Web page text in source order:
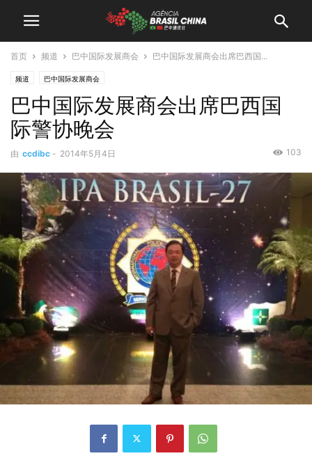
首页 频道 巴中国际发展商会 巴中国际发展商会出席巴西国...
频道 巴中国际发展商会
巴中国际发展商会出席巴西国
际警协晚会
由 ccdibc - 2014年5月4日 103